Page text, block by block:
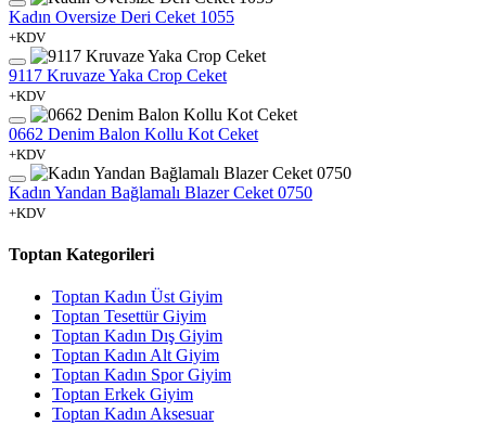
Kadın Oversize Deri Ceket 1055
+KDV
9117 Kruvaze Yaka Crop Ceket
+KDV
0662 Denim Balon Kollu Kot Ceket
+KDV
Kadın Yandan Bağlamalı Blazer Ceket 0750
+KDV
Toptan Kategorileri
Toptan Kadın Üst Giyim
Toptan Tesettür Giyim
Toptan Kadın Dış Giyim
Toptan Kadın Alt Giyim
Toptan Kadın Spor Giyim
Toptan Erkek Giyim
Toptan Kadın Aksesuar